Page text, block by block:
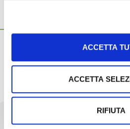
ACCETTA
ACCETTA
RIFIUTA
Mercato in crescita per
Nel 2025, in Italia, l’agricoltura 4.0
2,5 miliardi di euro, con una